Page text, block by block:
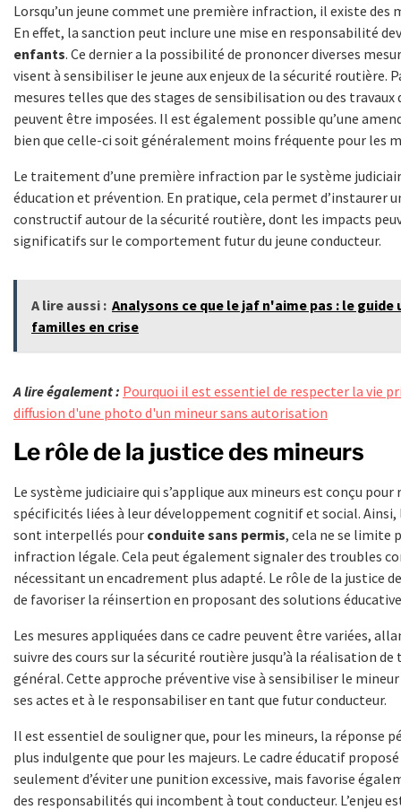
Lorsqu’un jeune commet une première infraction, il existe des
En effet, la sanction peut inclure une mise en responsabilité
enfants. Ce dernier a la possibilité de prononcer diverses
visent à sensibiliser le jeune aux enjeux de la sécurité routière.
mesures telles que des stages de sensibilisation ou des
peuvent être imposées. Il est également possible qu’une
bien que celle-ci soit généralement moins fréquente pour les
Le traitement d’une première infraction par le système
éducation et prévention. En pratique, cela permet d’instaurer
constructif autour de la sécurité routière, dont les impacts
significatifs sur le comportement futur du jeune conducteur.
A lire aussi : Analysons ce que le jaf n'aime pas : le
familles en crise
A lire également : Pourquoi il est essentiel de respecter la vie
diffusion d'une photo d'un mineur sans autorisation
Le rôle de la justice des mineurs
Le système judiciaire qui s’applique aux mineurs est conçu
spécificités liées à leur développement cognitif et social. Ainsi,
sont interpellés pour conduite sans permis, cela ne se limite
infraction légale. Cela peut également signaler des troubles
nécessitant un encadrement plus adapté. Le rôle de la justice
de favoriser la réinsertion en proposant des solutions
Les mesures appliquées dans ce cadre peuvent être variées,
suivre des cours sur la sécurité routière jusqu’à la réalisation
général. Cette approche préventive vise à sensibiliser le
ses actes et à le responsabiliser en tant que futur conducteur.
Il est essentiel de souligner que, pour les mineurs, la réponse
plus indulgente que pour les majeurs. Le cadre éducatif
seulement d’éviter une punition excessive, mais favorise
des responsabilités qui incombent à tout conducteur. L’enjeu